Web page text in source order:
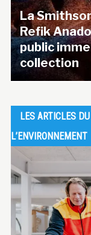
La
Refik
public
collection
LES ARTICLES
L’ENVIRONNEMENT